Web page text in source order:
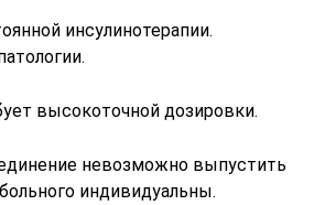
инсулинотерапии.
высокоточной дозировки.
невозможно выпустить
индивидуальны.